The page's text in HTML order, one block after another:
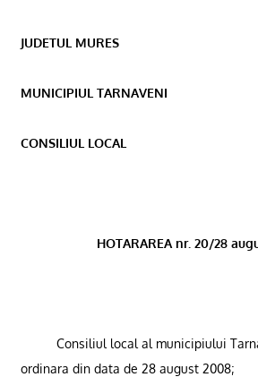
JUDETUL MURES
MUNICIPIUL TARNAVENI
CONSILIUL LOCAL
HOTARAREA nr. 20/28
Consiliul local al municipiului
ordinara din data de 28 august 2008;